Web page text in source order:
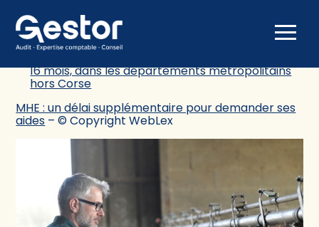
Aller
au
de dépôt des pièces pour les notifications des
cas de force majeure liés à la maladie
hémorragique épizootique au titre de la
16 mois, dans les départements métropolitains
hors Corse
MHE : un délai supplémentaire pour demander ses
aides – © Copyright WebLex